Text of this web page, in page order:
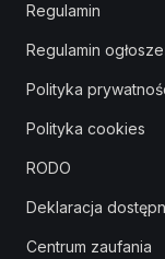
Regulamin
Regulamin
Polityka
Polityka cookies
RODO
Deklaracja
Centrum zaufania